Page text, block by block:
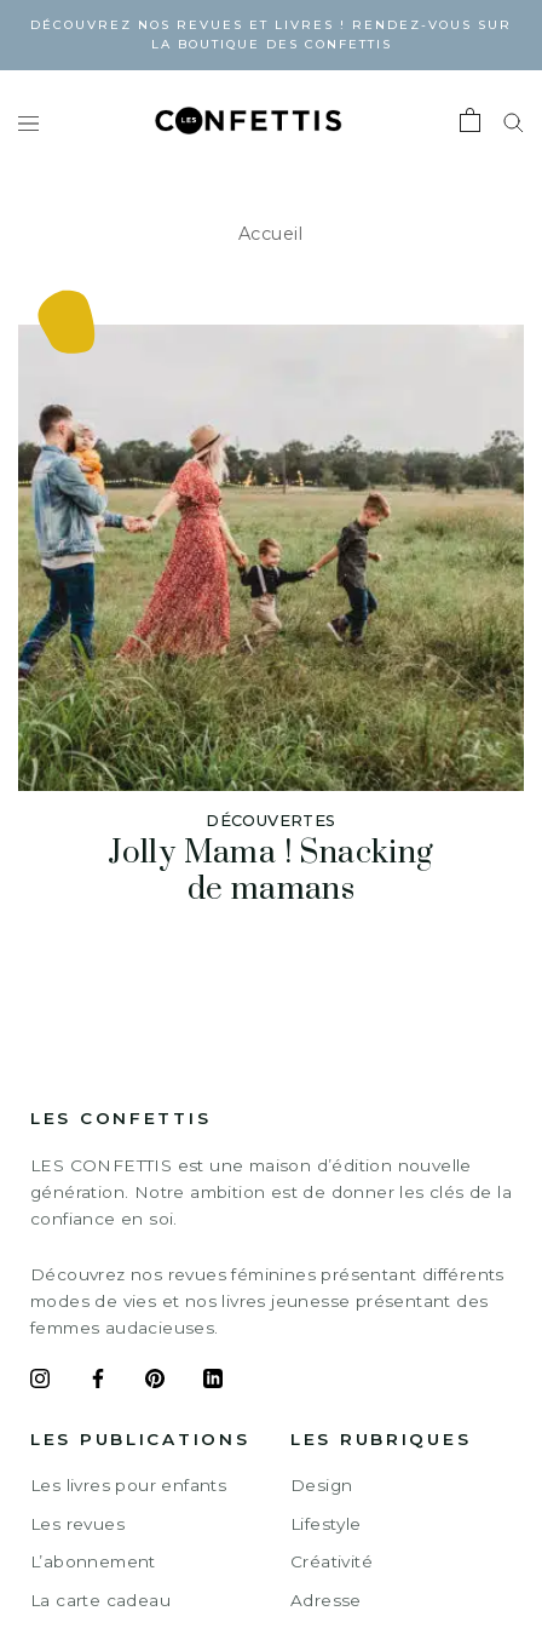
DÉCOUVREZ NOS REVUES ET LIVRES ! RENDEZ-VOUS SUR
LA BOUTIQUE DES CONFETTIS
Accueil
DÉCOUVERTES
Jolly Mama ! Snacking
de mamans
LES CONFETTIS
LES CONFETTIS est une maison d’édition nouvelle
génération. Notre ambition est de donner les clés de la
confiance en soi.
Découvrez nos revues féminines présentant différents
modes de vies et nos livres jeunesse présentant des
femmes audacieuses.
LES PUBLICATIONS
Les livres pour enfants
Les revues
L’abonnement
La carte cadeau
LES RUBRIQUES
Design
Lifestyle
Créativité
Adresse